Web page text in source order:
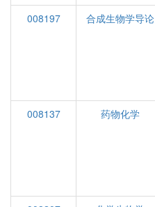
008197
合成生物学导论
008137
药物化学